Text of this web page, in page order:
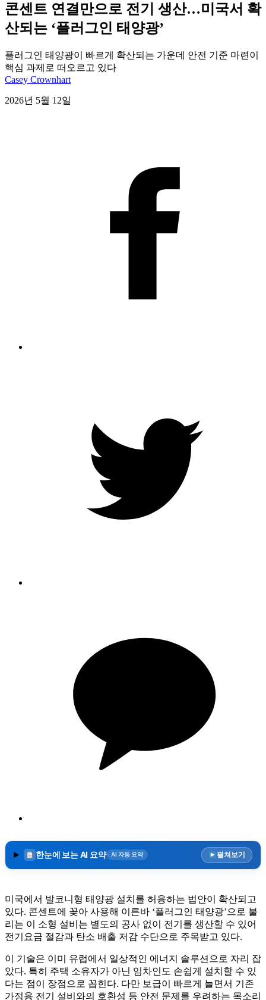
콘센트 연결만으로 전기 생산…미국서 확
산되는 ‘플러그인 태양광’
플러그인 태양광이 빠르게 확산되는 가운데 안전 기준 마련이
핵심 과제로 떠오르고 있다
Casey Crownhart
2026년 5월 12일
한눈에 보는 AI 요약 AI 자동 요약 펼쳐보기
미국에서 발코니형 태양광 설치를 허용하는 법안이 확산되고
있다. 콘센트에 꽂아 사용해 이른바 ‘플러그인 태양광’으로 불
리는 이 소형 설비는 별도의 공사 없이 전기를 생산할 수 있어
전기요금 절감과 탄소 배출 저감 수단으로 주목받고 있다.
이 기술은 이미 유럽에서 일상적인 에너지 솔루션으로 자리 잡
았다. 특히 주택 소유자가 아닌 임차인도 손쉽게 설치할 수 있
다는 점이 장점으로 꼽힌다. 다만 보급이 빠르게 늘면서 기존
가정용 전기 설비와의 호환성 등 안전 문제를 우려하는 목소리